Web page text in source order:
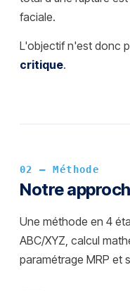
faciale.
L'objectif n'est donc
critique.
02 — Méthode
Notre
Une méthode en 4
ABC/XYZ, calcul
paramétrage MRP et